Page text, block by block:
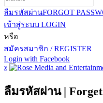
ลืมรหัสผ่านFORGOT
เข้าสู่ระบบ LOGIN
หรือ
สมัครสมาชิก / REGISTER
Login with Facebook
x
ลืมรหัสผ่าน |